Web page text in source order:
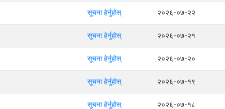
सूचना हेर्नुहोस् २०२६-०७-२२
सूचना हेर्नुहोस् २०२६-०७-२१
सूचना हेर्नुहोस् २०२६-०७-२०
सूचना हेर्नुहोस् २०२६-०७-१९
सूचना हेर्नुहोस् २०२६-०७-१८